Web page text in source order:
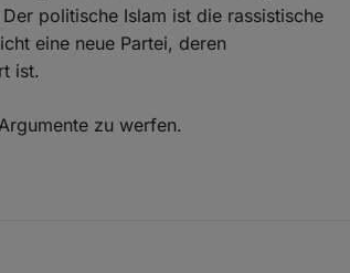
politische Islam ist die rassistische
eine neue Partei, deren
ist.
zu werfen.